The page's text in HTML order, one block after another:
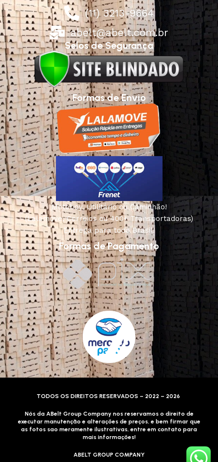
(11) 3213-9664
abelt@abelt.com.br
Selos de Segurança
Formas de Envio
Motoboy, Utilitário ou Caminhão!
(Lalamove, Correios ou 400+ Transportadoras)
Entrega para todo Brasil!
Formas de Pagamento
TODOS OS DIREITOS RESERVADOS – 2022 – 2026
Nós da ABelt Group Company nos reservamos o direito de
executar manutenção e alterações de preços, e bem firmar que
as fotos sao meramente ilustrativas, entre em contato para
mais informações!
ABELT GROUP COMPANY